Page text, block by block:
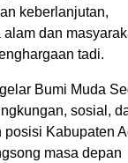
keberlanjutan,
dan
tadi.
Bumi Muda
sosial,
Kabupaten
masa depan